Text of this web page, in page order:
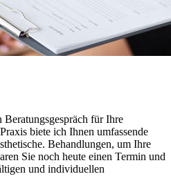
Beratungsgespräch für Ihre
biete ich Ihnen umfassende
Behandlungen, um Ihre
Sie noch heute einen Termin und
und individuellen